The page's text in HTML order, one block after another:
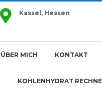
Kassel, Hessen
ÜBER MICH KONTAKT
KOHLENHYDRAT